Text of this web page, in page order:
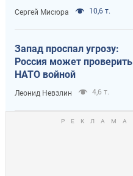
Сергей Мисюра 10,6 т.
Запад проспал угрозу:
Россия может проверить
НАТО войной
Леонид Невзлин 4,6 т.